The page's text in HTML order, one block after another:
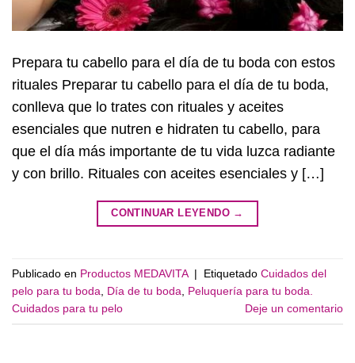
Prepara tu cabello para el día de tu boda con estos
rituales Preparar tu cabello para el día de tu boda,
conlleva que lo trates con rituales y aceites
esenciales que nutren e hidraten tu cabello, para
que el día más importante de tu vida luzca radiante
y con brillo. Rituales con aceites esenciales y […]
CONTINUAR LEYENDO →
Publicado en Productos MEDAVITA | Etiquetado Cuidados del
pelo para tu boda
Día de tu boda
Peluquería para tu boda.
Cuidados para tu pelo
Deje un comentario